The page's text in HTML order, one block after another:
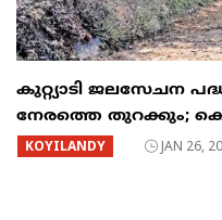
കുറ്റ്യാടി ജലസേചന
നേരത്തെ തുറക്കും;
KOYILANDY JAN 26,